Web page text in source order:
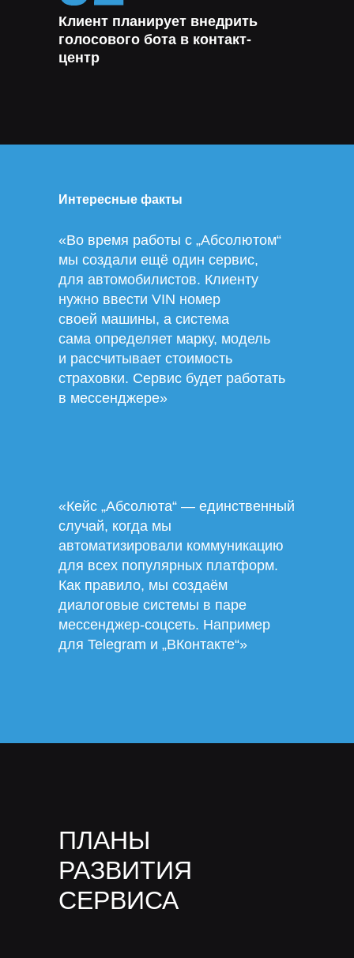
Клиент планирует внедрить
голосового бота в контакт-
центр
«Во время работы с „Абсолютом“
мы создали ещё один сервис,
для автомобилистов. Клиенту
нужно ввести VIN номер
своей машины, а система
сама определяет марку, модель
и рассчитывает стоимость
страховки. Сервис будет работать
в мессенджере»
«Кейс „Абсолюта“ — единственный
случай, когда мы
автоматизировали коммуникацию
для всех популярных платформ.
Как правило, мы создаём
диалоговые системы в паре
мессенджер-соцсеть. Например
для Telegram и „ВКонтакте“»
Интересные факты
ПЛАНЫ
РАЗВИТИЯ
СЕРВИСА